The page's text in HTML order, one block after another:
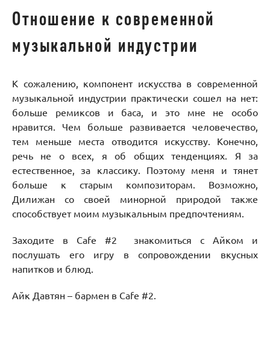
Отношение к современной
музыкальной индустрии
К сожалению, компонент искусства в современной
музыкальной индустрии практически сошел на нет:
больше ремиксов и баса, и это мне не особо
нравится. Чем больше развивается человечество,
тем меньше места отводится искусству. Конечно,
речь не о всех, я об общих тенденциях. Я за
естественное, за классику. Поэтому меня и тянет
больше к старым композиторам. Возможно,
Дилижан со своей минорной природой также
способствует моим музыкальным предпочтениям.
Заходите в Cafe #2 знакомиться с Айком и
послушать его игру в сопровождении вкусных
напитков и блюд.
Айк Давтян – бармен в Cafe #2.